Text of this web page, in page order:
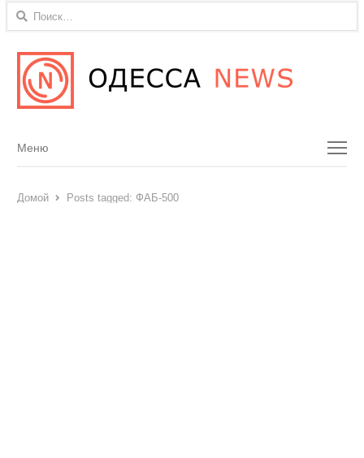
Найти:
Menu
Меню
Домой Posts tagged: ФАБ-500